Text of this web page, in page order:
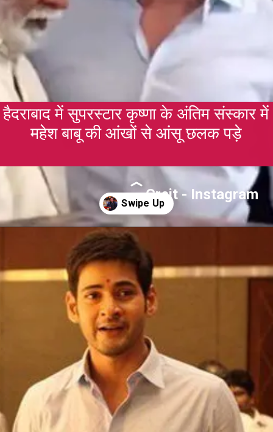
हैदराबाद में सुपरस्टार कृष्णा के अंतिम संस्कार में
महेश बाबू की आंखों से आंसू छलक पड़े
Creit - Instagram